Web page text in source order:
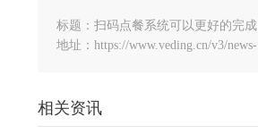
标题：扫码点餐系统可以更好的完
地址：https://www.veding.cn/v3/
相关资讯